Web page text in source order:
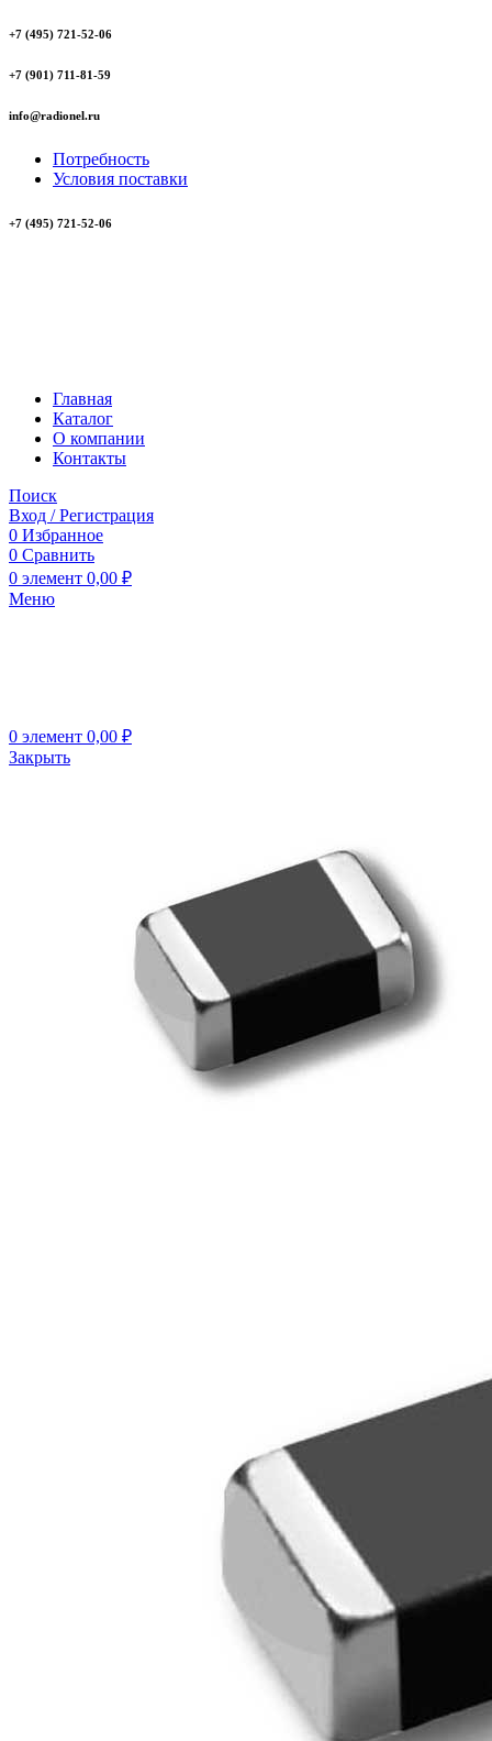
+7 (495) 721-52-06
+7 (901) 711-81-59
info@radionel.ru
Потребность
Условия поставки
+7 (495) 721-52-06
Главная
Каталог
О компании
Контакты
Поиск
Вход / Регистрация
0 Избранное
0 Сравнить
0 элемент 0,00 ₽
Меню
0 элемент 0,00 ₽
Закрыть